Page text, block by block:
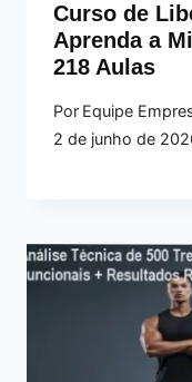
Curso de
Aprenda a
218 Aulas
Por Equipe
2 de junho de